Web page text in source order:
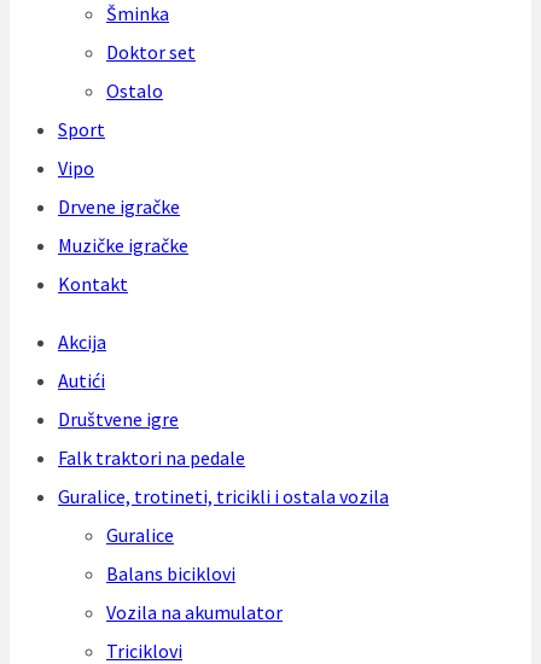
Šminka
Doktor set
Ostalo
Sport
Vipo
Drvene igračke
Muzičke igračke
Kontakt
Akcija
Autići
Društvene igre
Falk traktori na pedale
Guralice, trotineti, tricikli i ostala vozila
Guralice
Balans biciklovi
Vozila na akumulator
Triciklovi